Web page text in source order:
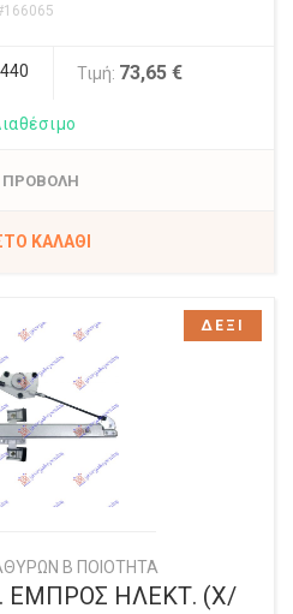
Τιμή: 73,65 €
ΠΡΟΒΟΛΗ
ΚΑΛΆΘΙ
Β ΠΟΙΟΤΗΤΑ
ΕΜΠΡΟΣ ΗΛΕΚΤ. (Χ/
ΔΕΞΙ